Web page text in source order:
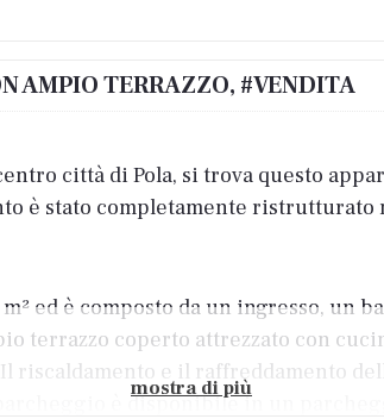
AMPIO TERRAZZO, #VENDITA
città di Pola, si trova questo
è stato completamente
ed è composto da un ingresso, un
terrazzo coperto attrezzato con
e il raffreddamento
è disponibile in un
mostra di più